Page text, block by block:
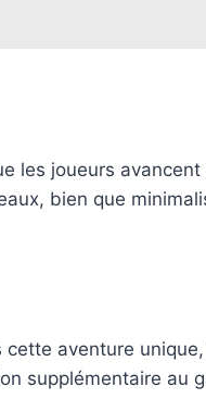
les joueurs
bien que
aventure
supplémentaire au